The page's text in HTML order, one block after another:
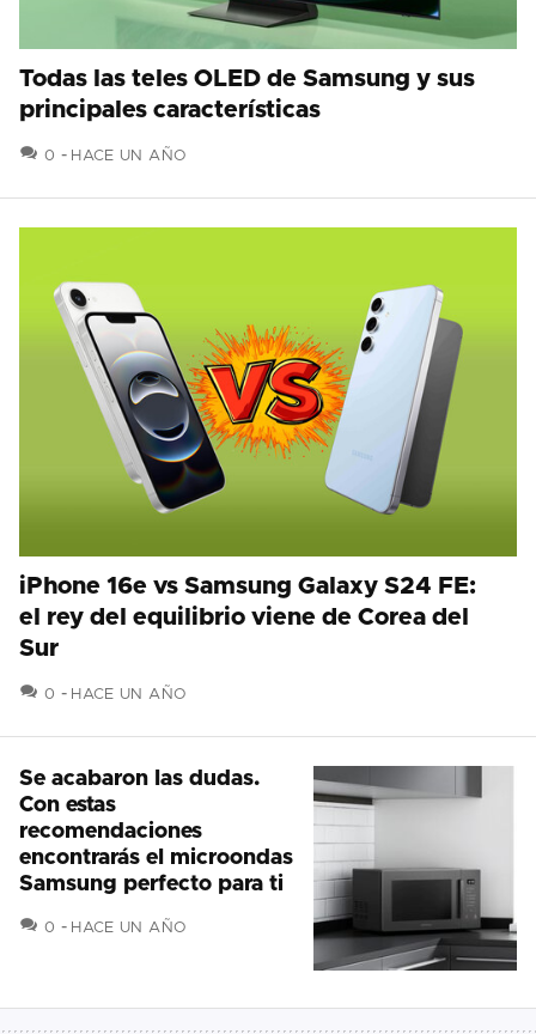
Todas las teles OLED de Samsung y sus
principales características
0 COMENTARIOS
HACE UN AÑO
iPhone 16e vs Samsung Galaxy S24 FE:
el rey del equilibrio viene de Corea del
Sur
0 COMENTARIOS
HACE UN AÑO
Se acabaron las dudas.
Con estas
recomendaciones
encontrarás el microondas
Samsung perfecto para ti
0 COMENTARIOS
HACE UN AÑO